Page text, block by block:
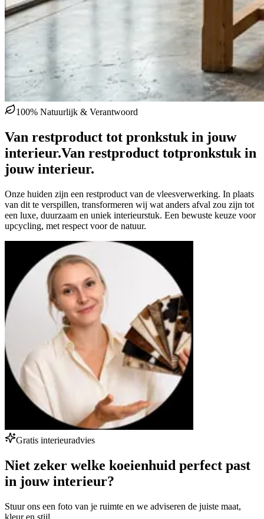
100% Natuurlijk & Verantwoord
Van restproduct tot pronkstuk in jouw
interieur.Van restproduct totpronkstuk in
jouw interieur.
Onze huiden zijn een restproduct van de vleesverwerking. In plaats
van dit te verspillen, transformeren wij wat anders afval zou zijn tot
een luxe, duurzaam en uniek interieurstuk. Een bewuste keuze voor
upcycling, met respect voor de natuur.
Gratis interieuradvies
Niet zeker welke koeienhuid perfect past
in jouw interieur?
Stuur ons een foto van je ruimte en we adviseren de juiste maat,